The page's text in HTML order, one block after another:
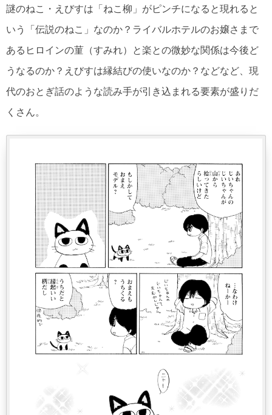
謎のねこ・えびすは「ねこ柳」がピンチになると現れると
いう「伝説のねこ」なのか？ライバルホテルのお嬢さまで
あるヒロインの菫（すみれ）と楽との微妙な関係は今後ど
うなるのか？えびすは縁結びの使いなのか？などなど、現
代のおとぎ話のような読み手が引き込まれる要素が盛りだ
くさん。